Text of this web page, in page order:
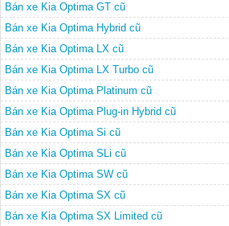
Bán xe Kia Optima GT cũ
Bán xe Kia Optima Hybrid cũ
Bán xe Kia Optima LX cũ
Bán xe Kia Optima LX Turbo cũ
Bán xe Kia Optima Platinum cũ
Bán xe Kia Optima Plug-in Hybrid cũ
Bán xe Kia Optima Si cũ
Bán xe Kia Optima SLi cũ
Bán xe Kia Optima SW cũ
Bán xe Kia Optima SX cũ
Bán xe Kia Optima SX Limited cũ